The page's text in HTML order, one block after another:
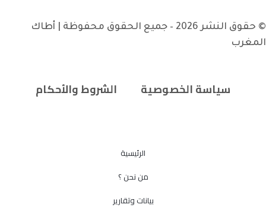
© حقوق النشر 2026 – جميع الحقوق محفوظة | أطاك
المغرب
سياسة الخصوصية الشروط والأحكام
الرئيسية
من نحن ؟
بيانات وتقارير